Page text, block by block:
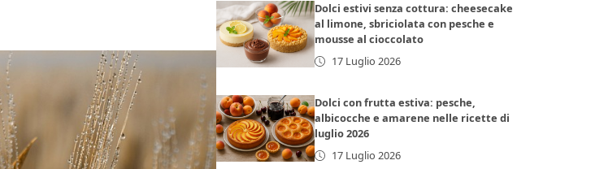
Dolci estivi senza cottura: cheesecake
al limone, sbriciolata con pesche e
mousse al cioccolato
17 Luglio 2026
Dolci con frutta estiva: pesche,
albicocche e amarene nelle ricette di
luglio 2026
17 Luglio 2026